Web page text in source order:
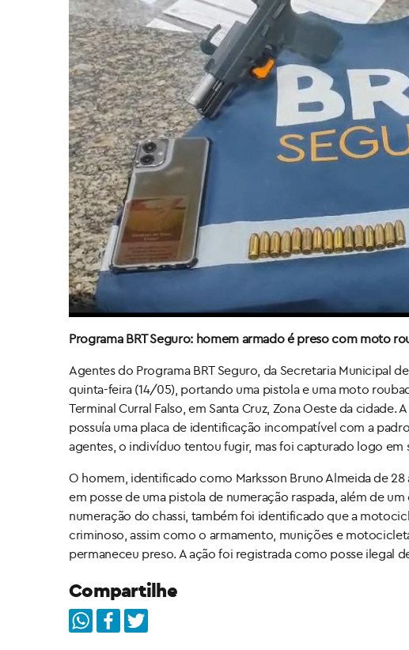
Programa BRT Seguro: homem armado é preso com moto
Agentes do Programa BRT Seguro, da Secretaria Municipal
quinta-feira (14/05), portando uma pistola e uma moto
Terminal Curral Falso, em Santa Cruz, Zona Oeste da
possuía uma placa de identificação incompatível com a
agentes, o indivíduo tentou fugir, mas foi capturado logo em
O homem, identificado como Marksson Bruno Almeida de
em posse de uma pistola de numeração raspada, além de
numeração do chassi, também foi identificado que a
criminoso, assim como o armamento, munições e
permaneceu preso. A ação foi registrada como posse ilegal
Compartilhe